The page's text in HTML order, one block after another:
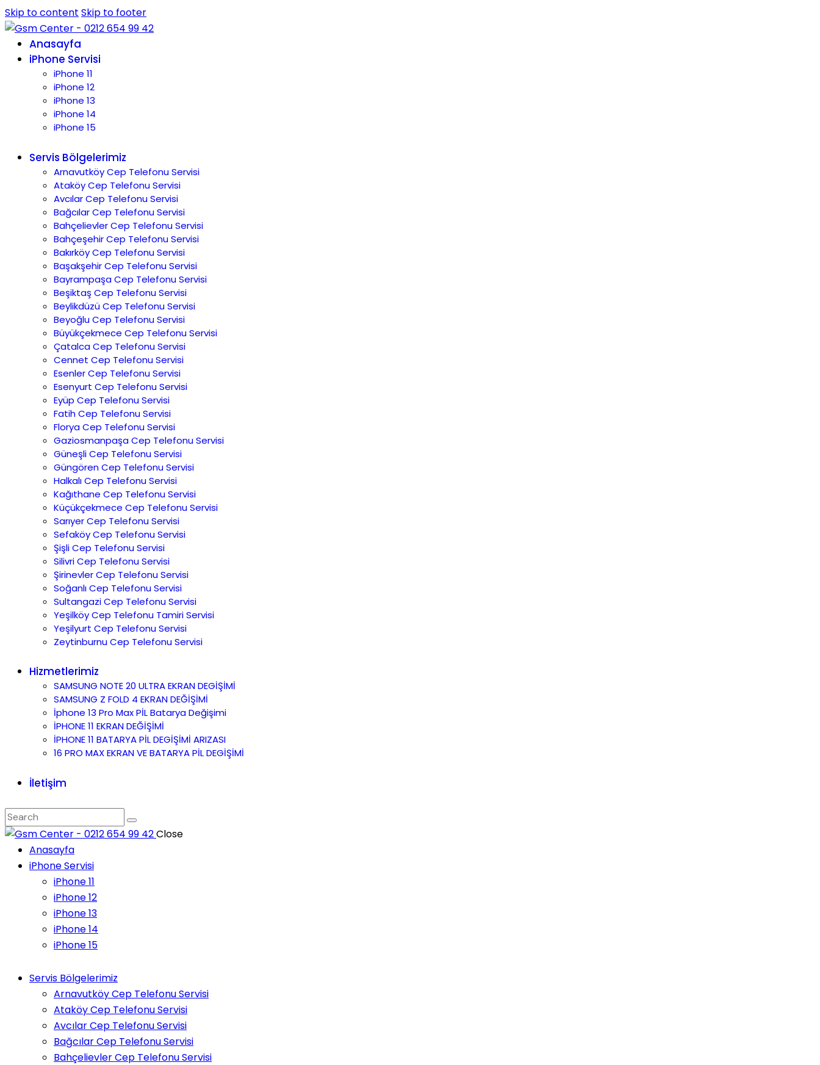
Skip to content Skip to footer
Anasayfa
iPhone Servisi
iPhone 11
iPhone 12
iPhone 13
iPhone 14
iPhone 15
Servis Bölgelerimiz
Arnavutköy Cep Telefonu Servisi
Ataköy Cep Telefonu Servisi
Avcılar Cep Telefonu Servisi
Bağcılar Cep Telefonu Servisi
Bahçelievler Cep Telefonu Servisi
Bahçeşehir Cep Telefonu Servisi
Bakırköy Cep Telefonu Servisi
Başakşehir Cep Telefonu Servisi
Bayrampaşa Cep Telefonu Servisi
Beşiktaş Cep Telefonu Servisi
Beylikdüzü Cep Telefonu Servisi
Beyoğlu Cep Telefonu Servisi
Büyükçekmece Cep Telefonu Servisi
Çatalca Cep Telefonu Servisi
Cennet Cep Telefonu Servisi
Esenler Cep Telefonu Servisi
Esenyurt Cep Telefonu Servisi
Eyüp Cep Telefonu Servisi
Fatih Cep Telefonu Servisi
Florya Cep Telefonu Servisi
Gaziosmanpaşa Cep Telefonu Servisi
Güneşli Cep Telefonu Servisi
Güngören Cep Telefonu Servisi
Halkalı Cep Telefonu Servisi
Kağıthane Cep Telefonu Servisi
Küçükçekmece Cep Telefonu Servisi
Sarıyer Cep Telefonu Servisi
Sefaköy Cep Telefonu Servisi
Şişli Cep Telefonu Servisi
Silivri Cep Telefonu Servisi
Şirinevler Cep Telefonu Servisi
Soğanlı Cep Telefonu Servisi
Sultangazi Cep Telefonu Servisi
Yeşilköy Cep Telefonu Tamiri Servisi
Yeşilyurt Cep Telefonu Servisi
Zeytinburnu Cep Telefonu Servisi
Hizmetlerimiz
SAMSUNG NOTE 20 ULTRA EKRAN DEGİŞİMİ
SAMSUNG Z FOLD 4 EKRAN DEĞİŞİMİ
İphone 13 Pro Max PİL Batarya Değişimi
İPHONE 11 EKRAN DEĞİŞİMİ
İPHONE 11 BATARYA PİL DEGİŞİMİ ARIZASI
16 PRO MAX EKRAN VE BATARYA PİL DEGİŞİMİ
İletişim
Close
Anasayfa
iPhone Servisi
iPhone 11
iPhone 12
iPhone 13
iPhone 14
iPhone 15
Servis Bölgelerimiz
Arnavutköy Cep Telefonu Servisi
Ataköy Cep Telefonu Servisi
Avcılar Cep Telefonu Servisi
Bağcılar Cep Telefonu Servisi
Bahçelievler Cep Telefonu Servisi